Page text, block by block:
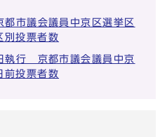
市議会議員中京区選挙区
別投票者数
執行 京都市議会議員中京
投票者数